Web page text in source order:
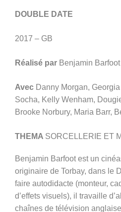
DOUBLE DATE
2017 – GB
Réalisé par Benjamin Barfoot
Avec Danny Morgan,
Socha, Kelly Wenham,
Brooke Norbury, Maria Barr,
THEMA SORCELLERIE ET
Benjamin Barfoot est un
originaire de Torbay, dans le
faire autodidacte (monteur,
d’effets visuels), il travaille
chaînes de télévision